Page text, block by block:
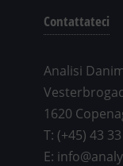
Contattateci
Analisi
1620
T: (+45) 43
E: